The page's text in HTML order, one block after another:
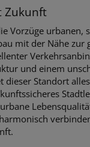
Zukunft
Vorzüge urbanen,
mit der Nähe zur
und einem
dieser Standort